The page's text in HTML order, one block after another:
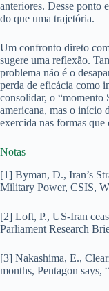
anteriores. Desse ponto
do que uma trajetória.
Um confronto direto
sugere uma reflexão.
problema não é o
perda de eficácia como
consolidar, o “momento
americana, mas o início
exercida nas formas
Notas
[1] Byman, D., Iran’s
Military Power, CSIS,
[2] Loft, P., US-Iran
Parliament Research
[3] Nakashima, E.,
months, Pentagon says,